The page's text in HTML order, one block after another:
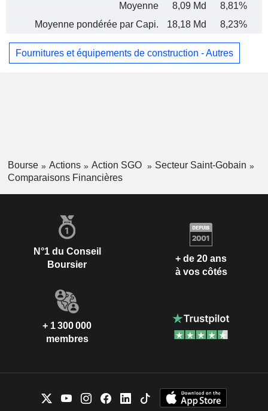
Moyenne
8,09 Md 8,81%
Moyenne pondérée par Capi.
18,18 Md 8,23%
Fournitures et équipements de construction - Autres
Bourse Actions Action SGO
Secteur Saint-Gobain
Comparaisons Financières
N°1 du Conseil
Boursier
+ de 20 ans
à vos côtés
+ 1 300 000
membres